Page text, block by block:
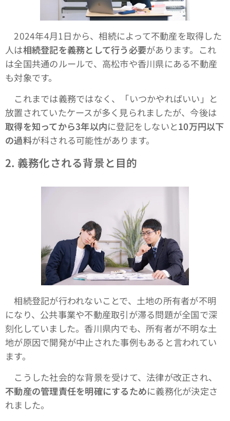
2024年4月1日から、相続によって不動産を取得した
人は相続登記を義務として行う必要があります。これ
は全国共通のルールで、高松市や香川県にある不動産
も対象です。
これまでは義務ではなく、「いつかやればいい」と
放置されていたケースが多く見られましたが、今後は
取得を知ってから3年以内に登記をしないと10万円以下
の過料が科される可能性があります。
2. 義務化される背景と目的
相続登記が行われないことで、土地の所有者が不明
になり、公共事業や不動産取引が滞る問題が全国で深
刻化していました。香川県内でも、所有者が不明な土
地が原因で開発が中止された事例もあると言われてい
ます。
こうした社会的な背景を受けて、法律が改正され、
不動産の管理責任を明確にするために義務化が決定さ
れました。